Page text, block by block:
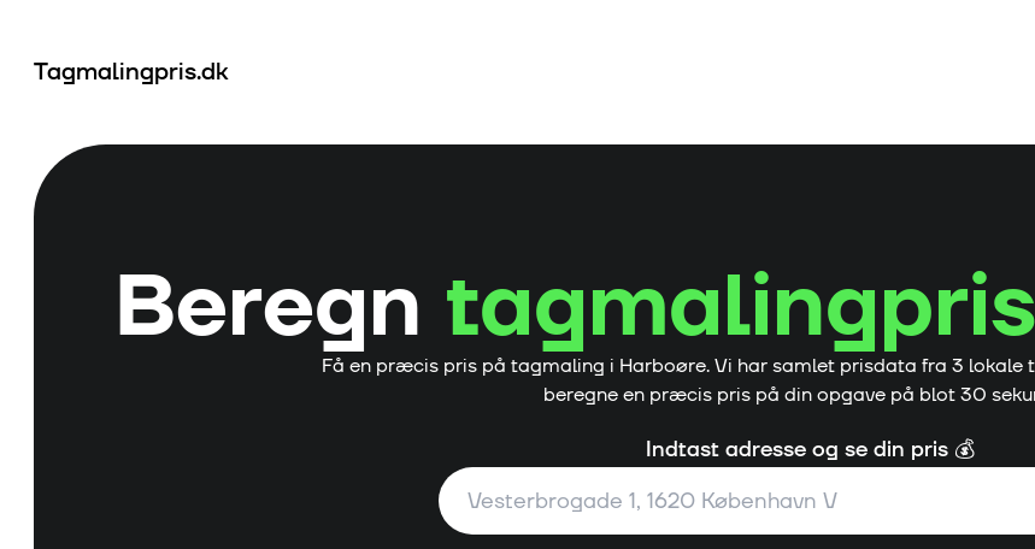
Tagmalingpris.dk
Beregn tagmalingpris
Få en præcis pris på tagmaling i Harboøre. Vi har samlet prisdata fra 3 lokale
beregne en præcis pris på din opgave på blot 30
Indtast adresse og se din pris 💰